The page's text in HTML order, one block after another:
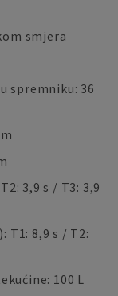
smjera
spremniku: 36
3,9 s / T3: 3,9
T1: 8,9 s / T2:
100 L